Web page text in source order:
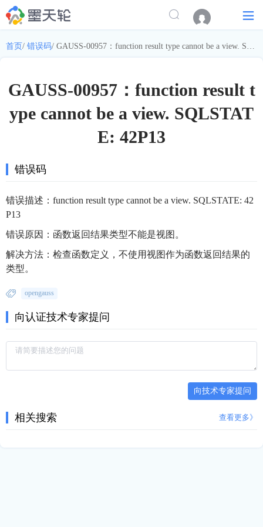
首页/ 错误码/ GAUSS-00957：function result type cannot be a view. SQLSTATE: 42P13
GAUSS-00957：function result t
ype cannot be a view. SQLSTAT
E: 42P13
错误码
错误描述：function result type cannot be a view. SQLSTATE: 42
P13
错误原因：函数返回结果类型不能是视图。
解决方法：检查函数定义，不使用视图作为函数返回结果的
类型。
opengauss
向认证技术专家提问
向技术专家提问
相关搜索 查看更多》